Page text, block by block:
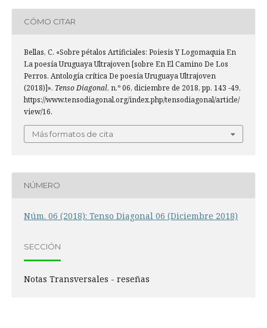
CÓMO CITAR
Bellas, C. «Sobre pétalos Artificiales: Poiesis Y Logomaquia En
La poesía Uruguaya Ultrajoven [sobre En El Camino De Los
Perros. Antología crítica De poesía Uruguaya Ultrajoven
(2018)]». Tenso Diagonal, n.º 06, diciembre de 2018, pp. 143 -49,
https://www.tensodiagonal.org/index.php/tensodiagonal/article/
view/16.
Más formatos de cita
NÚMERO
Núm. 06 (2018): Tenso Diagonal 06 (Diciembre 2018)
SECCIÓN
Notas Transversales - reseñas